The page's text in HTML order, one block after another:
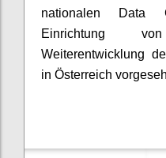
nationalen Data
Einrichtung
Weiterentwicklung
in Österreich